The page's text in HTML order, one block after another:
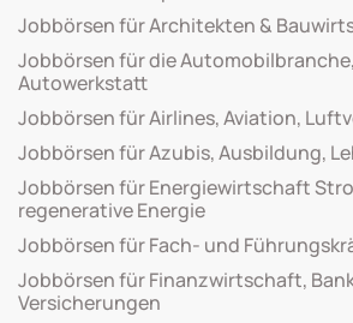
Jobbörsen für Architekten &
Jobbörsen für die
Autowerkstatt
Jobbörsen für Airlines, Aviation,
Jobbörsen für Azubis, Ausbildung,
Jobbörsen für Energiewirtschaft
regenerative Energie
Jobbörsen für Fach- und
Jobbörsen für Finanzwirtschaft,
Versicherungen